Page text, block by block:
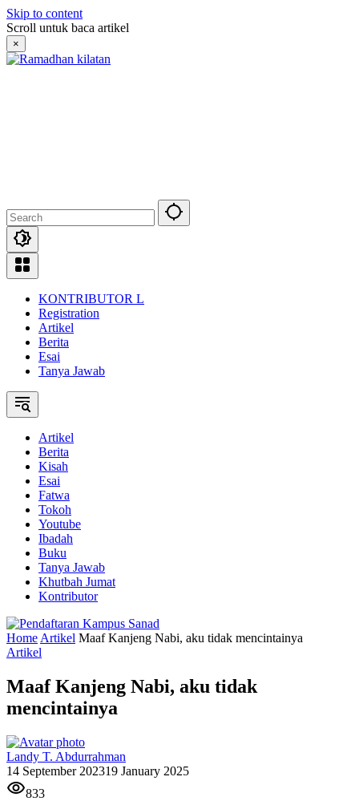
Skip to content
Scroll untuk baca artikel
×
KONTRIBUTOR L
Registration
Artikel
Berita
Esai
Tanya Jawab
Artikel
Berita
Kisah
Esai
Fatwa
Tokoh
Youtube
Ibadah
Buku
Tanya Jawab
Khutbah Jumat
Kontributor
Home Artikel Maaf Kanjeng Nabi, aku tidak mencintainya
Artikel
Maaf Kanjeng Nabi, aku tidak
mencintainya
Landy T. Abdurrahman
14 September 202319 January 2025
833